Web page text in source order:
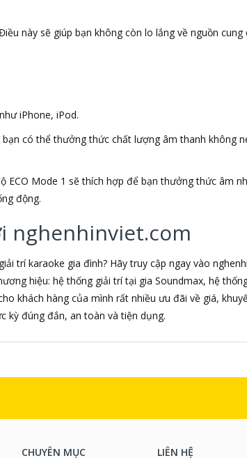
này sẽ giúp bạn không còn lo lắng về nguồn cung
iPhone, iPod.
có thể thưởng thức chất lượng âm thanh không
ECO Mode 1 sẽ thích hợp để bạn thưởng thức âm
động.
nghenhinviet.com
trí karaoke gia đình? Hãy truy cập ngay vào
hiệu: hệ thống giải trí tại gia Soundmax, hệ
khách hàng của mình rất nhiều ưu đãi về giá,
kỳ đúng đắn, an toàn và tiện dụng.
CHUYÊN MỤC LIÊN HỆ